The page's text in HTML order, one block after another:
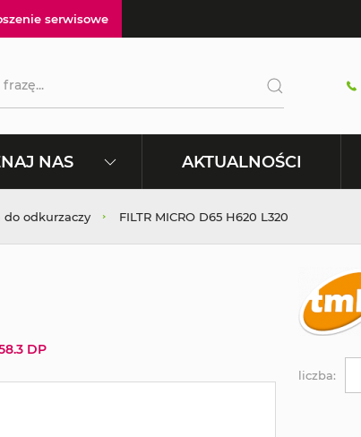
serwisowe
NAS AKTUALNOŚCI
do odkurzaczy FILTR MICRO D65 H620 L320
DP
liczba: